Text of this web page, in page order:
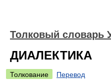
Толковый словарь
ДИАЛЕКТИКА
Толкование
Перевод